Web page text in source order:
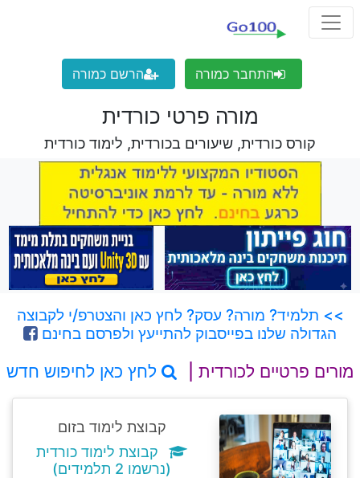
התחבר כמורה הרשם כמורה
מורה פרטי כורדית
קורס כורדית, שיעורים בכורדית, לימוד כורדית
>> תלמיד? מורה? עסק? לחץ כאן והצטרפ/י לקבוצה
הגדולה שלנו בפייסבוק להתייעץ ולפרסם בחינם
מורים פרטיים לכורדית | לחץ כאן לחיפוש חדש
קבוצת לימוד בזום
קבוצת לימוד כורדית
(נרשמו 2 תלמידים)